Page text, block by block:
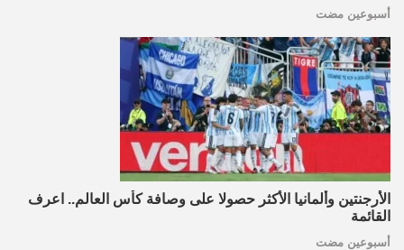
أسبوعين مضت
الأرجنتين وألمانيا الأكثر حصولا على وصافة كأس العالم.. اعرف
القائمة
أسبوعين مضت